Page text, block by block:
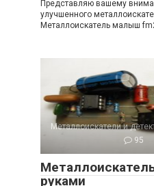
Представляю вашему
улучшенного
Металлоискатель малыш
Металлоискатели и
95
руками